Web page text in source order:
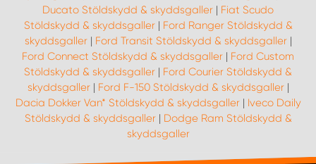
Ducato Stöldskydd & skyddsgaller | Fiat Scudo
Stöldskydd & skyddsgaller| Ford Ranger Stöldskydd &
skyddsgaller| Ford Transit Stöldskydd & skyddsgaller|
Ford Connect Stöldskydd & skyddsgaller | Ford Custom
Stöldskydd & skyddsgaller | Ford Courier Stöldskydd &
skyddsgaller| Ford F-150 Stöldskydd & skyddsgaller|
Dacia Dokker Van* Stöldskydd & skyddsgaller| Iveco Daily
Stöldskydd & skyddsgaller| Dodge Ram Stöldskydd &
skyddsgaller